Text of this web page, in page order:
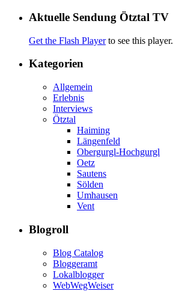
Aktuelle Sendung Ötztal TV
Get the Flash Playerto see this player.
Kategorien
Allgemein
Erlebnis
Interviews
Ötztal
Haiming
Längenfeld
Obergurgl-Hochgurgl
Oetz
Sautens
Sölden
Umhausen
Vent
Blogroll
Blog Catalog
Bloggeramt
Lokalblogger
WebWegWeiser